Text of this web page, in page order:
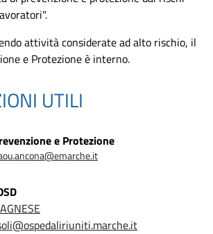
attività considerate ad alto rischio, il
e Protezione è interno.
UTILI
e Protezione